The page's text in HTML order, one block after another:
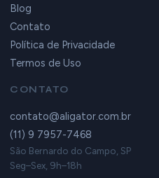
Blog
Contato
Política de Privacidade
Termos de Uso
CONTATO
contato@aligator.com.br
(11) 9 7957-7468
São Bernardo do Campo, SP
Seg–Sex, 9h–18h